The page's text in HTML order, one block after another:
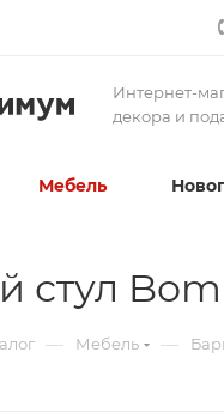
Интернет-
декора и
Мебель
стул
— Мебель —